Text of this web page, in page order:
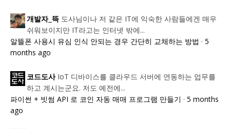
개발자_뜩 도사님이나 저 같은 IT에 익숙한 사람들에겐 매우
쉬워보이지만 IT라고는 인터넷 밖에...
알뜰폰 사용시 유심 인식 안되는 경우 간단히 교체하는 방법 · 5
months ago
코드도사 IoT 디바이스를 클라우드 서버에 연동하는 업무를
하고 계시는군요. 저도 예전에...
파이썬 + 빗썸 API 로 코인 자동 매매 프로그램 만들기 · 5 months
ago